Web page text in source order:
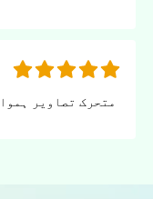
متحرک تصاویر